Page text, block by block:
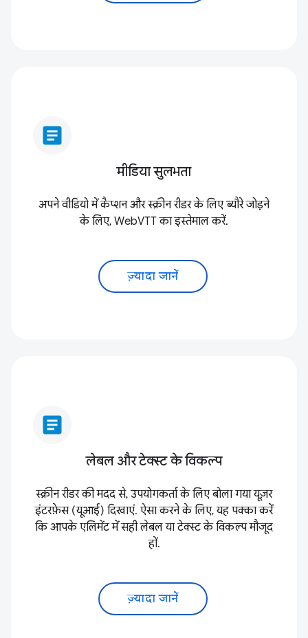
article
मीडिया सुलभता
अपने वीडियो में कैप्शन और स्क्रीन रीडर के लिए ब्यौरे जोड़ने
के लिए, WebVTT का इस्तेमाल करें.
ज़्यादा जानें
article
लेबल और टेक्स्ट के विकल्प
स्क्रीन रीडर की मदद से, उपयोगकर्ता के लिए बोला गया यूज़र
इंटरफ़ेस (यूआई) दिखाएं. ऐसा करने के लिए, यह पक्का करें
कि आपके एलिमेंट में सही लेबल या टेक्स्ट के विकल्प मौजूद
हों.
ज़्यादा जानें